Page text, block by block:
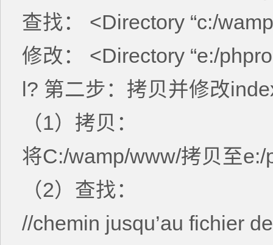
查找： <Directory “c:/
修改： <Directory “e:/
l? 第二步：拷贝并修改
（1）拷贝：
将C:/wamp/www/拷贝至e:/
（2）查找：
//chemin jusqu’au fichier